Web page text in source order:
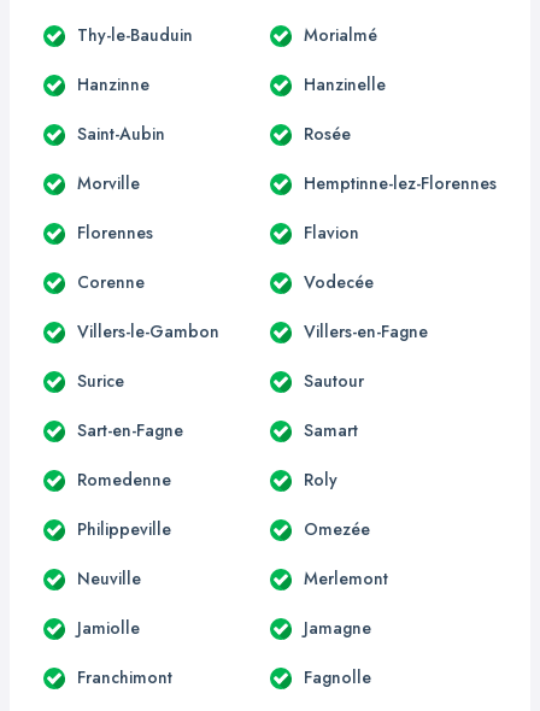
Thy-le-Bauduin Morialmé
Hanzinne Hanzinelle
Saint-Aubin Rosée
Morville Hemptinne-lez-Florennes
Florennes Flavion
Corenne Vodecée
Villers-le-Gambon Villers-en-Fagne
Surice Sautour
Sart-en-Fagne Samart
Romedenne Roly
Philippeville Omezée
Neuville Merlemont
Jamiolle Jamagne
Franchimont Fagnolle